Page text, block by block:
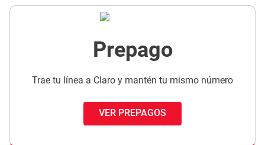
Prepago
Trae tu línea a Claro y mantén tu mismo número
VER PREPAGOS